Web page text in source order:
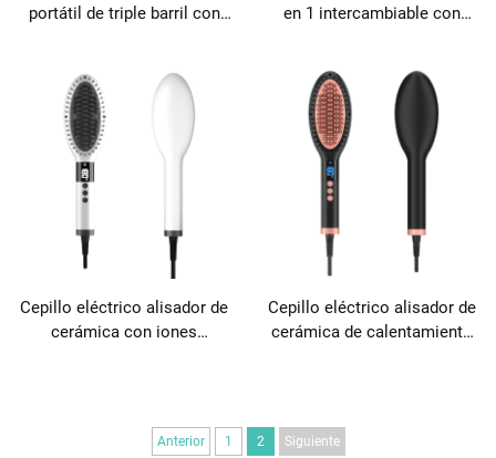
portátil de triple barril con
en 1 intercambiable con
Cepillo eléctrico alisador de
cerámica con iones
Cepillo eléctrico alisador de
cerámica de calentamiento
Anterior 1 2 Siguiente